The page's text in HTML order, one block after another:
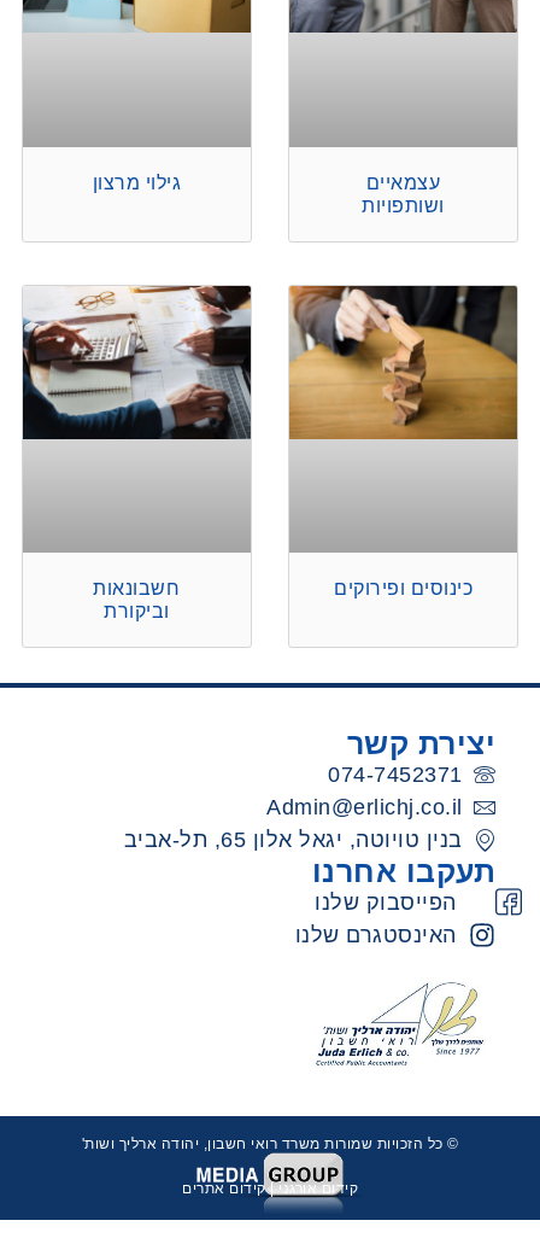
עצמאיים
ושותפויות
גילוי מרצון
כינוסים ופירוקים
חשבונאות
וביקורת
יצירת קשר
074-7452371
Admin@erlichj.co.il
בנין טויוטה, יגאל אלון 65, תל-אביב
תעקבו אחרנו
הפייסבוק שלנו
האינסטגרם שלנו
© כל הזכויות שמורות משרד רואי חשבון, יהודה ארליך ושות'
קידום אורגני |קידום אתרים